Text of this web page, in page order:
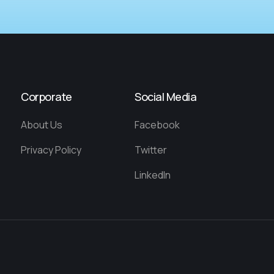
Corporate
About Us
Privacy Policy
Social Media
Facebook
Twitter
LinkedIn